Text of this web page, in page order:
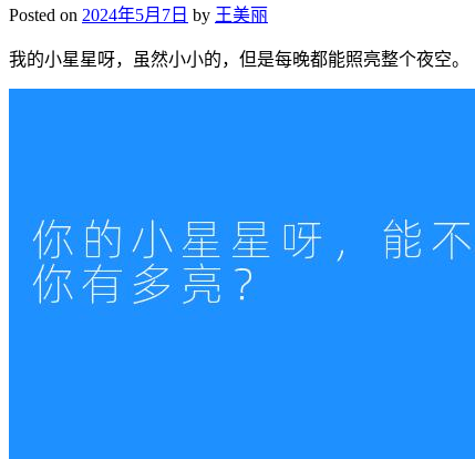
Posted on 2024年5月7日 by 王美丽
我的小星星呀，虽然小小的，但是每晚都能照亮整个夜空。